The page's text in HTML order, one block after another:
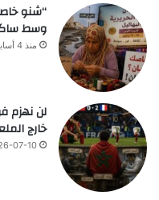
“شنو
وسط
منذ 4 أسابيع
لن نهزم
خارج
07-10